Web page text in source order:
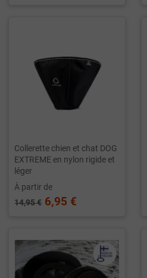
Collerette chien et chat DOG
EXTREME en nylon rigide et
léger
À partir de
14,95 € 6,95 €